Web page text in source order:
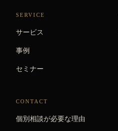
SERVICE
サービス
事例
セミナー
CONTACT
個別相談が必要な理由